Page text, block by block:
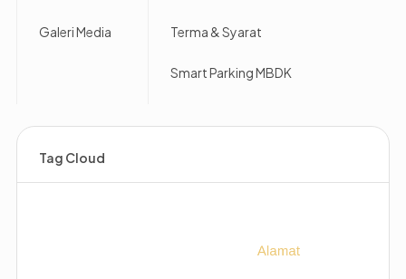
Galeri Media Terma & Syarat
Smart Parking MBDK
Tag Cloud